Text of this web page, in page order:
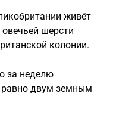
живёт
шерсти
колонии.
за неделю
равно двум земным